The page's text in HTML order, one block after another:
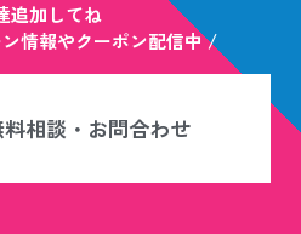
追加してね
情報やクーポン配信中 /
料相談・お問合わせ